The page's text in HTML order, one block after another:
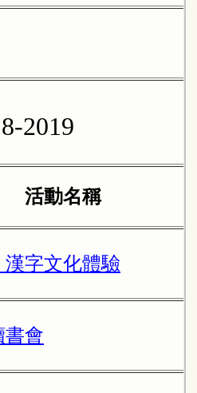
2019
活動名稱
漢字文化體驗
書會